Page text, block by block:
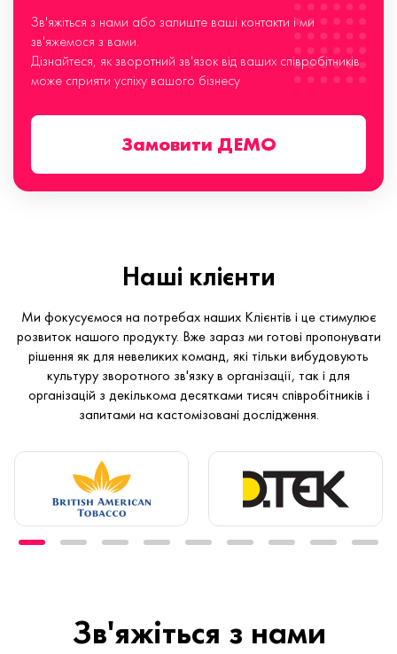
Зв'яжіться з нами або залиште ваші контакти і ми
зв'яжемося з вами.
Дізнайтеся, як зворотний зв'язок від ваших співробітників
може сприяти успіху вашого бізнесу
Замовити ДЕМО
Наші клієнти
Ми фокусуємося на потребах наших Клієнтів і це стимулює
розвиток нашого продукту. Вже зараз ми готові пропонувати
рішення як для невеликих команд, які тільки вибудовують
культуру зворотного зв'язку в організації, так і для
організацій з декількома десятками тисяч співробітників і
запитами на кастомізовані дослідження.
Зв'яжіться з нами